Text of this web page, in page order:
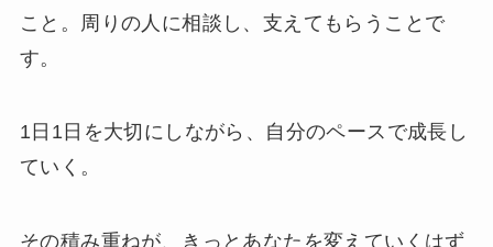
こと。周りの人に相談し、支えてもらうことで
す。
1日1日を大切にしながら、自分のペースで成長し
ていく。
その積み重ねが、きっとあなたを変えていくはず